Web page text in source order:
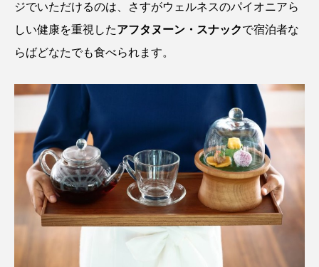
ジでいただけるのは、さすがウェルネスのパイオニアら
しい健康を重視したアフタヌーン・スナックで宿泊者な
らばどなたでも食べられます。